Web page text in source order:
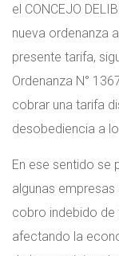
el CONCEJO
nueva ordenanza
presente tarifa,
Ordenanza N°
cobrar una tarifa
desobediencia a
En ese sentido se
algunas
cobro indebido de
afectando la